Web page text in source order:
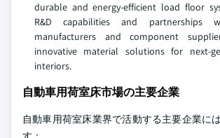
durable and energy-efficient load floor
R&D capabilities and partnerships
manufacturers and component
innovative material solutions for next-
interiors.
自動車用荷室床市場の主要企業
自動車用荷室床業界で活動する主要企業に